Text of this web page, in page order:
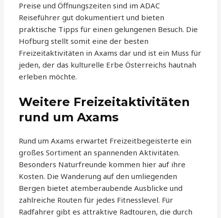
Preise und Öffnungszeiten sind im ADAC
Reiseführer gut dokumentiert und bieten
praktische Tipps für einen gelungenen Besuch. Die
Hofburg stellt somit eine der besten
Freizeitaktivitäten in Axams dar und ist ein Muss für
jeden, der das kulturelle Erbe Österreichs hautnah
erleben möchte.
Weitere Freizeitaktivitäten
rund um Axams
Rund um Axams erwartet Freizeitbegeisterte ein
großes Sortiment an spannenden Aktivitäten.
Besonders Naturfreunde kommen hier auf ihre
Kosten. Die Wanderung auf den umliegenden
Bergen bietet atemberaubende Ausblicke und
zahlreiche Routen für jedes Fitnesslevel. Für
Radfahrer gibt es attraktive Radtouren, die durch